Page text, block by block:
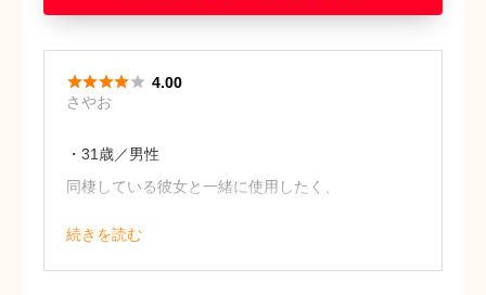
・31歳／男性
同棲している彼女と一緒に使用したく、
続きを読む
さやお
 4.00